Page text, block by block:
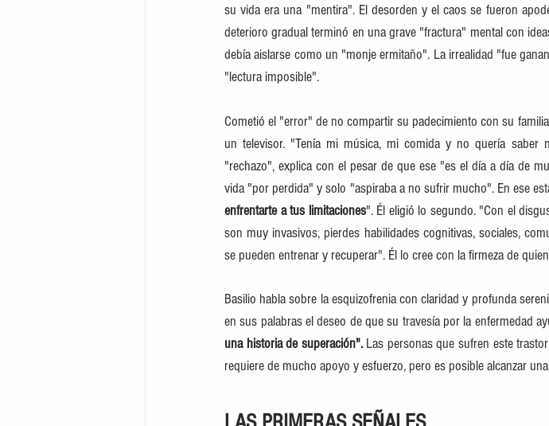
su vida era una "mentira". El desorden y el caos se fueron
deterioro gradual terminó en una grave "fractura" mental con
debía aislarse como un "monje ermitaño". La irrealidad "fue
"lectura imposible".
Cometió el "error" de no compartir su padecimiento con su
un televisor. "Tenía mi música, mi comida y no quería saber
"rechazo", explica con el pesar de que ese "es el día a día de
vida "por perdida" y solo "aspiraba a no sufrir mucho". En ese
enfrentarte a tus limitaciones". Él eligió lo segundo. "Con el
son muy invasivos, pierdes habilidades cognitivas, sociales,
se pueden entrenar y recuperar". Él lo cree con la firmeza de
Basilio habla sobre la esquizofrenia con claridad y profunda
en sus palabras el deseo de que su travesía por la enfermedad
una historia de superación". Las personas que sufren este
requiere de mucho apoyo y esfuerzo, pero es posible alcanzar